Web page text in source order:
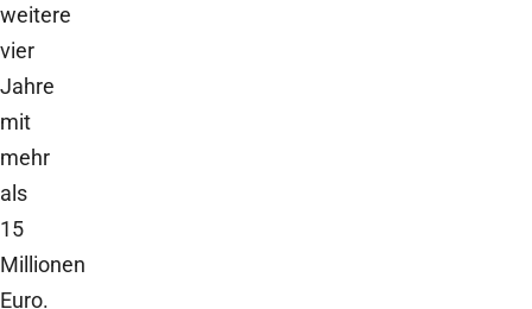
weitere
vier
Jahre
mit
mehr
als
15
Millionen
Euro.